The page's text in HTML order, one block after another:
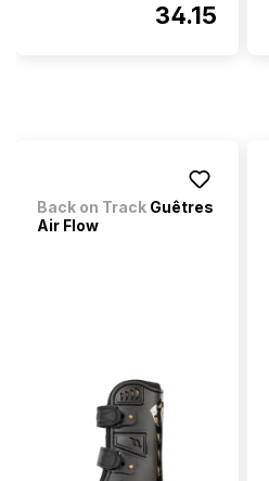
34.15
Back on Track Guêtres
Air Flow